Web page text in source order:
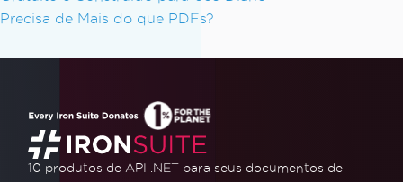
Precisa de Mais do que PDFs?
10 produtos de API .NET para seus documentos de